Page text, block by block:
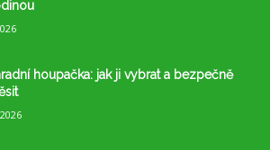
houpačka: jak ji vybrat a bezpečně